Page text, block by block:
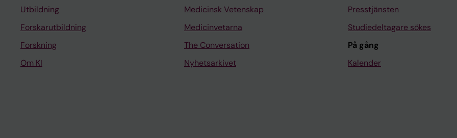
Utbildning
Forskarutbildning
Forskning
Om KI
Medicinsk Vetenskap
Medicinvetarna
The Conversation
Nyhetsarkivet
Presstjänsten
Studiedeltagare sökes
På gång
Kalender